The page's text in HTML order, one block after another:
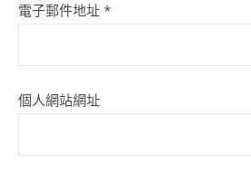
電子郵件地址 *
個人網站網址